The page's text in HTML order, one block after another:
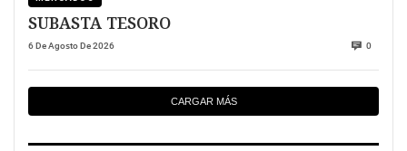
SUBASTA TESORO
6 De Agosto De 2026 0
CARGAR MÁS